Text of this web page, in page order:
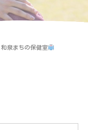
和泉まちの保健室